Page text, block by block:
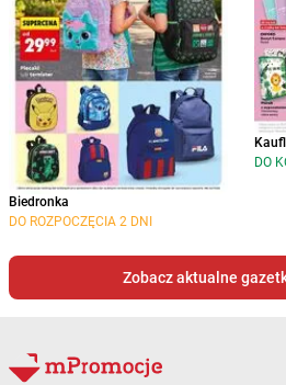
Biedronka
DO ROZPOCZĘCIA 2 DNI
DO
Zobacz aktualne